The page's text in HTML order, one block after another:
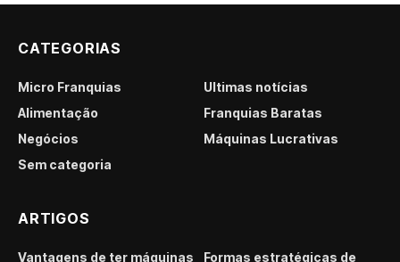
CATEGORIAS
Micro Franquias
Últimas notícias
Alimentação
Franquias Baratas
Negócios
Máquinas Lucrativas
Sem categoria
ARTIGOS
Vantagens de ter máquinas Formas estratégicas de